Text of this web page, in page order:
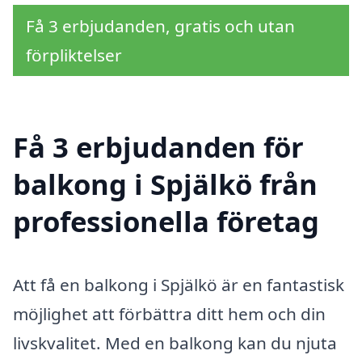
Få 3 erbjudanden, gratis och utan
förpliktelser
Få 3 erbjudanden för
balkong i Spjälkö från
professionella företag
Att få en balkong i Spjälkö är en fantastisk
möjlighet att förbättra ditt hem och din
livskvalitet. Med en balkong kan du njuta